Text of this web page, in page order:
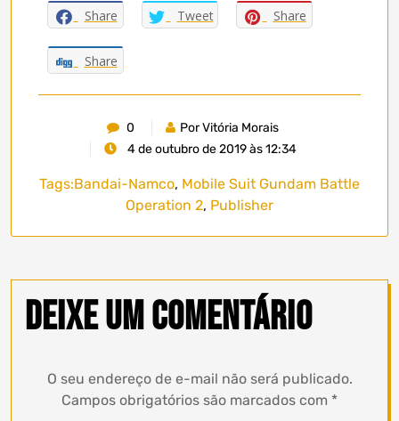
Share Tweet Share
Share
0
Por Vitória Morais
4 de outubro de 2019 às 12:34
Tags:Bandai-Namco, Mobile Suit Gundam Battle
Operation 2, Publisher
Deixe um comentário
O seu endereço de e-mail não será publicado.
Campos obrigatórios são marcados com *